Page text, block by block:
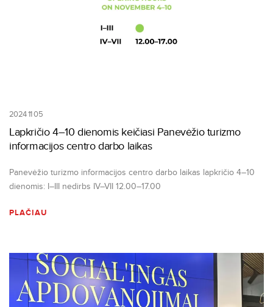
2024 11 05
Lapkričio 4–10 dienomis keičiasi Panevėžio turizmo
informacijos centro darbo laikas
Panevėžio turizmo informacijos centro darbo laikas lapkričio 4–10
dienomis: I–III nedirbs IV–VII 12.00–17.00
PLAČIAU